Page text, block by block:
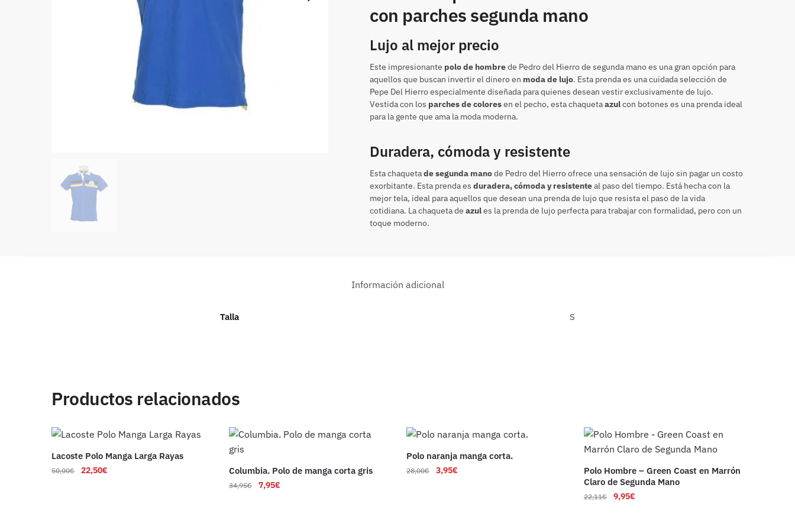
con parches segunda mano
Lujo al mejor precio
Este impresionante polo de hombrede Pedro del Hierro de segunda mano es una gran opción para
aquellos que buscan invertir el dinero en moda de lujo. Esta prenda es una cuidada selección de
Pepe Del Hierro especialmente diseñada para quienes desean vestir exclusivamente de lujo.
Vestida con los parches de coloresen el pecho, esta chaquetaazulcon botones es una prenda ideal
para la gente que ama la moda moderna.
Duradera, cómoda y resistente
Esta chaquetade segunda manode Pedro del Hierro ofrece una sensación de lujo sin pagar un costo
exorbitante. Esta prenda esduradera, cómoda y resistenteal paso del tiempo. Está hecha con la
mejor tela, ideal para aquellos que desean una prenda de lujo que resista el paso de la vida
cotidiana. La chaqueta deazules la prenda de lujo perfecta para trabajar con formalidad, pero con un
toque moderno.
Información adicional
Talla S
Productos relacionados
Lacoste Polo Manga Larga Rayas
50,00€ 22,50€ Columbia. Polo de manga corta gris
34,95€ 7,95€
Polo naranja manga corta.
28,00€ 3,95€
Polo Hombre – Green Coast en Marrón
Claro de Segunda Mano
22,11€ 9,95€